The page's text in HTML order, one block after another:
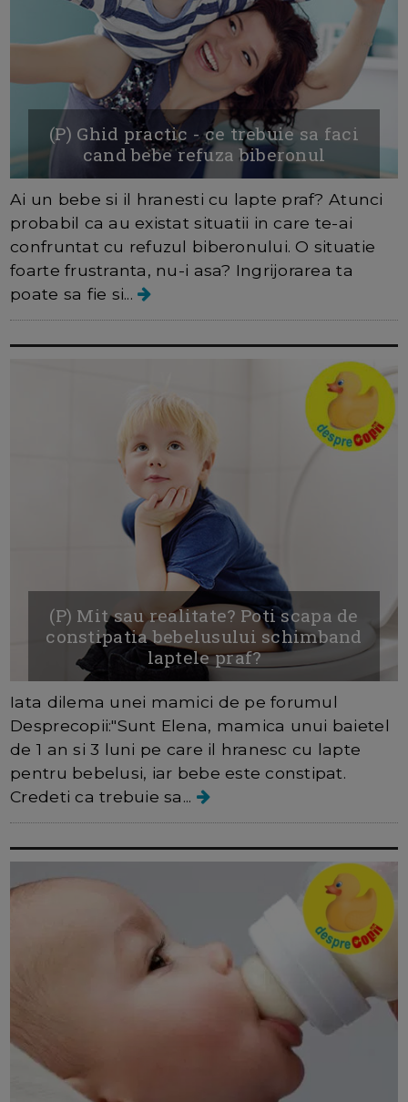
(P) Ghid practic - ce trebuie sa faci
cand bebe refuza biberonul
Ai un bebe si il hranesti cu lapte praf? Atunci
probabil ca au existat situatii in care te-ai
confruntat cu refuzul biberonului. O situatie
foarte frustranta, nu-i asa? Ingrijorarea ta
poate sa fie si...
(P) Mit sau realitate? Poti scapa de
constipatia bebelusului schimband
laptele praf?
Iata dilema unei mamici de pe forumul
Desprecopii:"Sunt Elena, mamica unui baietel
de 1 an si 3 luni pe care il hranesc cu lapte
pentru bebelusi, iar bebe este constipat.
Credeti ca trebuie sa...